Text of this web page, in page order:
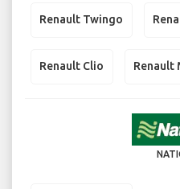
Renault Twingo
Renault Clio Renault